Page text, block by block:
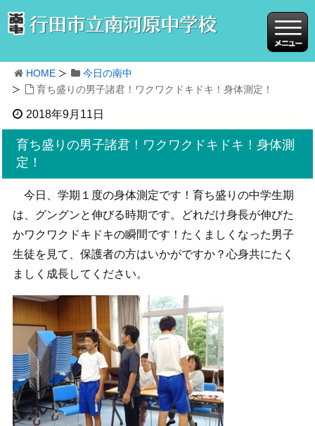
HOME
今日の南中
育ち盛りの男子諸君！ワクワクドキドキ！身体測定！
2018年9月11日
育ち盛りの男子諸君！ワクワクドキドキ！身体測
定！
今日、学期１度の身体測定です！育ち盛りの中学生期
は、グングンと伸びる時期です。どれだけ身長が伸びた
かワクワクドキドキの瞬間です！たくましくなった男子
生徒を見て、保護者の方はいかがですか？心身共にたく
ましく成長してください。